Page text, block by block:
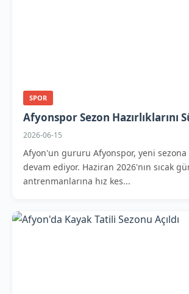
SPOR
Afyonspor Sezon Hazırlıklarını
2026-06-15
Afyon'un gururu Afyonspor, yeni sezona
devam ediyor. Haziran 2026'nın sıcak
antrenmanlarına hız kes...